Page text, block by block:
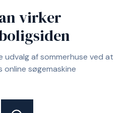
virker
udvalg af sommerhuse ved at
online søgemaskine